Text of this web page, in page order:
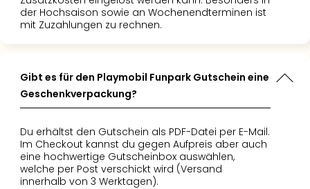
der Hochsaison sowie an Wochenendterminen ist
mit Zuzahlungen zu rechnen.
Gibt es für den Playmobil Funpark Gutschein eine
Geschenkverpackung?
Du erhältst den Gutschein als PDF-Datei per E-Mail.
Im Checkout kannst du gegen Aufpreis aber auch
eine hochwertige Gutscheinbox auswählen,
welche per Post verschickt wird (Versand
innerhalb von 3 Werktagen).